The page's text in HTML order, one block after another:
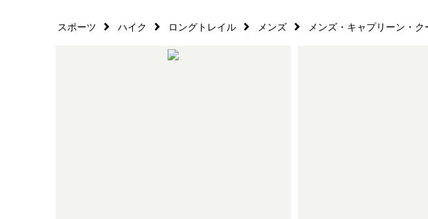
スポーツ ハイク ロングトレイル メンズ メンズ・キャプリーン・ク